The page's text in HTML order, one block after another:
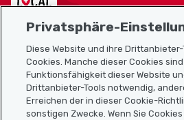
Sitemap
Nützliche Links
Privatsphäre-
Diese Website und ihre
Cookies. Manche dieser Cookies
Funktionsfähigkeit dieser Website
Drittanbieter-Tools notwendig,
Erreichen der in dieser Cookie-
sonstigen Zwecke. Wenn Sie